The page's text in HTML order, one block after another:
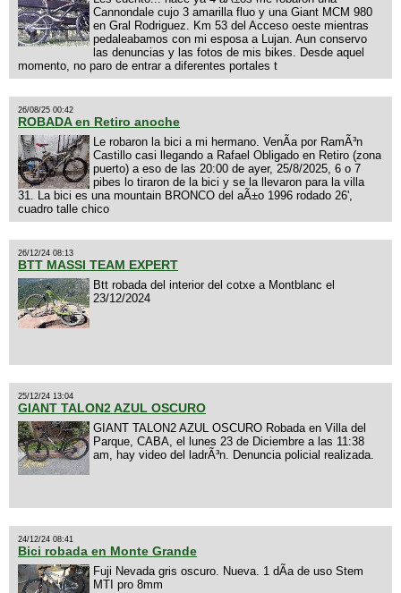
Cannondale cujo 3 amarilla fluo y una Giant MCM 980
en Gral Rodriguez. Km 53 del Acceso oeste mientras
pedaleabamos con mi esposa a Lujan. Aun conservo
las denuncias y las fotos de mis bikes. Desde aquel
momento, no paro de entrar a diferentes portales t
26/08/25 00:42
ROBADA en Retiro anoche
Le robaron la bici a mi hermano. VenÃ­a por RamÃ³n
Castillo casi llegando a Rafael Obligado en Retiro (zona
puerto) a eso de las 20:00 de ayer, 25/8/2025, 6 o 7
pibes lo tiraron de la bici y se la llevaron para la villa
31. La bici es una mountain BRONCO del aÃ±o 1996 rodado 26',
cuadro talle chico
26/12/24 08:13
BTT MASSI TEAM EXPERT
Btt robada del interior del cotxe a Montblanc el
23/12/2024
25/12/24 13:04
GIANT TALON2 AZUL OSCURO
GIANT TALON2 AZUL OSCURO Robada en Villa del
Parque, CABA, el lunes 23 de Diciembre a las 11:38
am, hay video del ladrÃ³n. Denuncia policial realizada.
24/12/24 08:41
Bici robada en Monte Grande
Fuji Nevada gris oscuro. Nueva. 1 dÃ­a de uso Stem
MTI pro 8mm